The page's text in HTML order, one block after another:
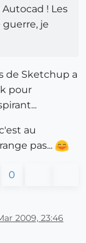
! Les
je
de Sketchup a
pour
au
pas...
0
2009, 23:46